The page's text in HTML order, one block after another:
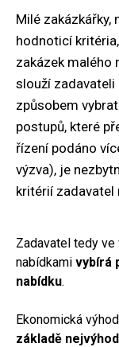
Milé zakázkářky,
hodnoticí
zakázek malého
slouží zadavateli
způsobem
postupů, které
řízení podáno
výzva), je
kritérií zadavatel
Zadavatel tedy
nabídkami vybírá
nabídku.
Ekonomická
základě